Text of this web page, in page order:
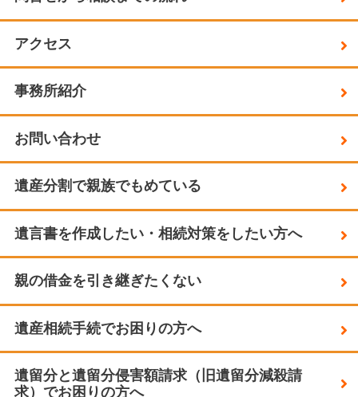
アクセス
事務所紹介
お問い合わせ
遺産分割で親族でもめている
遺言書を作成したい・相続対策をしたい方へ
親の借金を引き継ぎたくない
遺産相続手続でお困りの方へ
遺留分と遺留分侵害額請求（旧遺留分減殺請
求）でお困りの方へ